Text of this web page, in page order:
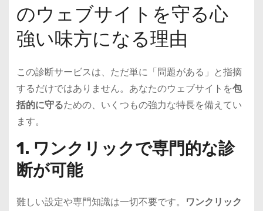
のウェブサイトを守る心
強い味方になる理由
この診断サービスは、ただ単に「問題がある」と指摘
するだけではありません。あなたのウェブサイトを包
括的に守るための、いくつもの強力な特長を備えてい
ます。
1. ワンクリックで専門的な診
断が可能
難しい設定や専門知識は一切不要です。 ワンクリック